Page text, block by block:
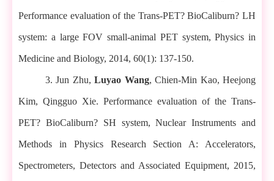
Performance evaluation of the Trans-PET? BioCaliburn? LH
system: a large FOV small-animal PET system, Physics in
Medicine and Biology, 2014, 60(1): 137-150.
3. Jun Zhu,Luyao Wang, Chien-Min Kao, Heejong
Kim, Qingguo Xie. Performance evaluation of the Trans-
PET? BioCaliburn? SH system, Nuclear Instruments and
Methods in Physics Research Section A: Accelerators,
Spectrometers, Detectors and Associated Equipment, 2015,